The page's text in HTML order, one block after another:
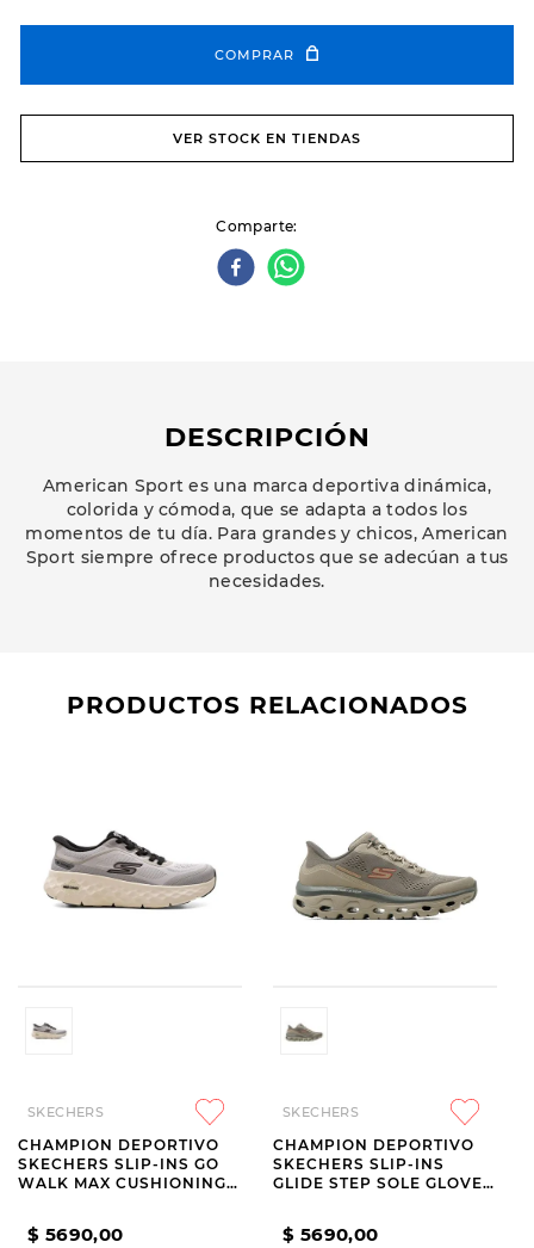
COMPRAR
VER STOCK EN TIENDAS
Comparte
DESCRIPCIÓN
American Sport es una marca deportiva dinámica,
colorida y cómoda, que se adapta a todos los
momentos de tu día. Para grandes y chicos, American
Sport siempre ofrece productos que se adecúan a tus
necesidades.
PRODUCTOS RELACIONADOS
SKECHERS
CHAMPION DEPORTIVO
SKECHERS SLIP-INS GO
WALK MAX CUSHIONING
$ 5690,00
SKECHERS
CHAMPION DEPORTIVO
SKECHERS SLIP-INS
GLIDE STEP SOLE GLOVER
$ 5690,00